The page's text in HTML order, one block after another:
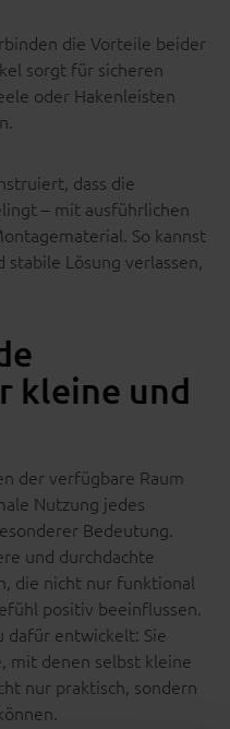
die Vorteile beider
sorgt für sicheren
oder Hakenleisten
dass die
– mit ausführlichen
So kannst
Lösung verlassen,
kleine und
der verfügbare Raum
Nutzung jedes
Bedeutung.
und durchdachte
die nicht nur funktional
positiv beeinflussen.
dafür entwickelt: Sie
mit denen selbst kleine
nur praktisch, sondern